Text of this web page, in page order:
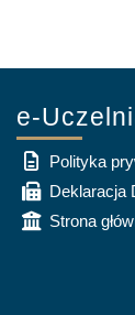
e-
Polityka
Deklaracja
Strona